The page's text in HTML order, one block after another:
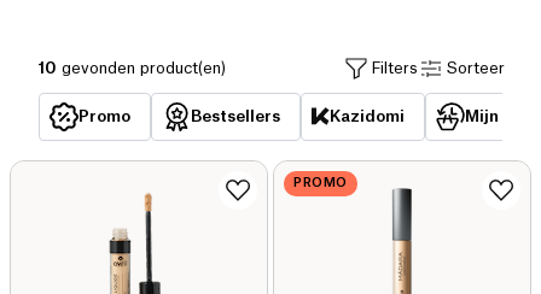
10 gevonden product(en) Filters Sorteer
Promo Bestsellers Kazidomi Mijn
PROMO